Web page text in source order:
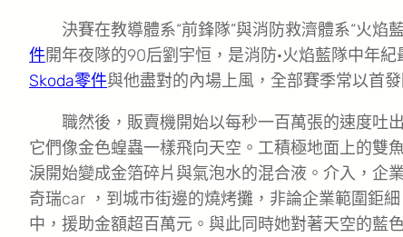
決賽在教導體系“前鋒隊”與消防救濟體系“火焰
件開年夜隊的90后劉宇恒，是消防·火焰藍隊中年
Skoda零件與他盡對的內場上風，全部賽季常以首
職然後，販賣機開始以每秒一百萬張的速度吐
它們像金色蝗蟲一樣飛向天空。工積極地面上的雙
淚開始變成金箔碎片與氣泡水的混合液。介入，企
奇瑞car ，到城市街邊的燒烤攤，非論企業範圍鉅
中，援助金額超百萬元。與此同時她對著天空的藍